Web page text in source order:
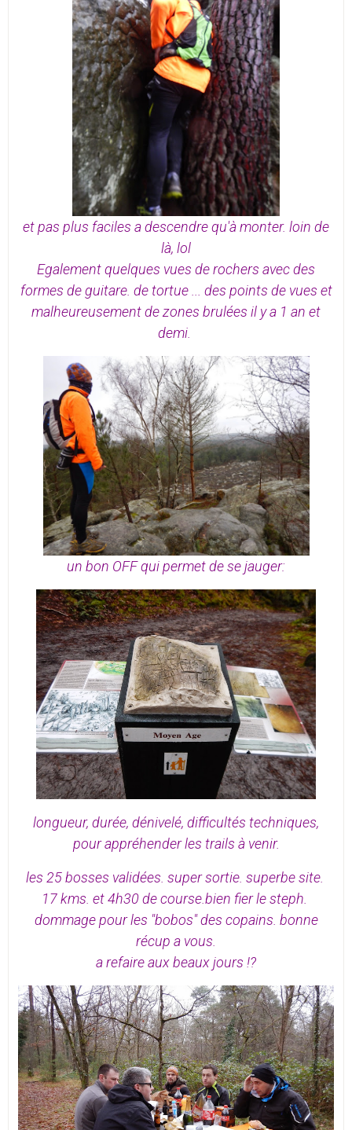
et pas plus faciles a descendre qu'à monter. loin de
là, lol
Egalement quelques vues de rochers avec des
formes de guitare. de tortue ... des points de vues et
malheureusement de zones brulées il y a 1 an et
demi.
un bon OFF qui permet de se jauger:
longueur, durée, dénivelé, difficultés techniques,
pour appréhender les trails à venir.
les 25 bosses validées. super sortie. superbe site.
17 kms. et 4h30 de course.bien fier le steph.
dommage pour les "bobos" des copains. bonne
récup a vous.
a refaire aux beaux jours !?